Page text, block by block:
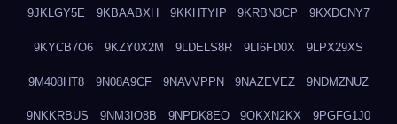
9JKLGY5E 9KBAABXH 9KKHTYIP 9KRBN3CP 9KXDCNY7
9KYCB7O6 9KZY0X2M 9LDELS8R 9LI6FD0X 9LPX29XS
9M408HT8 9N08A9CF 9NAVVPPN 9NAZEVEZ 9NDMZNUZ
9NKKRBUS 9NM3IO8B 9NPDK8EO 9OKXN2KX 9PGFG1J0